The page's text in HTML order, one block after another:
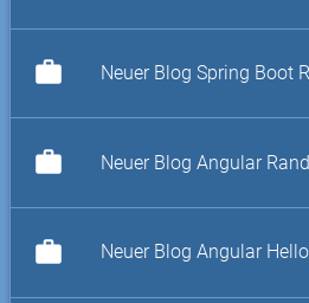
work Neuer Blog Spring Boot
work Neuer Blog Angular
work Neuer Blog Angular